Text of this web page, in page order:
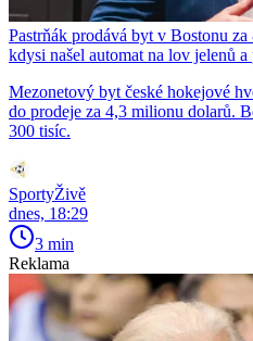
Pastrňák prodává byt v Bostonu
kdysi našel automat na lov jelenů
Mezonetový byt české hokejové
do prodeje za 4,3 milionu dolarů.
300 tisíc.
SportyŽivě
dnes, 18:29
3 min
Reklama